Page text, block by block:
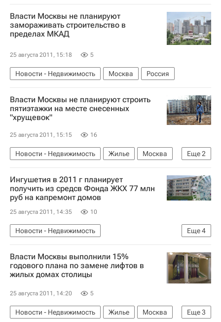
Аренда
Развитие рынка арендного жилья и доходные дома
Россия
Власти Москвы не планируют
замораживать строительство в
пределах МКАД
25 августа 2011, 15:18 5
Новости - Недвижимость Москва Россия
Власти Москвы не планируют строить
пятиэтажки на месте снесенных
"хрущевок"
25 августа 2011, 15:15 16
Еще2
Новости - Недвижимость Жилье
Москва
Расселение пятиэтажек в Москве
Россия
Ингушетия в 2011 г планирует
получить из средсв Фонда ЖКХ 77 млн
руб на капремонт домов
25 августа 2011, 14:35 10
Еще4
Новости - Недвижимость
Республика Ингушетия
Фонд ЖКХ
Жилье
Россия
Власти Москвы выполнили 15%
годового плана по замене лифтов в
жилых домах столицы
25 августа 2011, 14:20 5
Еще3
Новости - Недвижимость Жилье
Москва